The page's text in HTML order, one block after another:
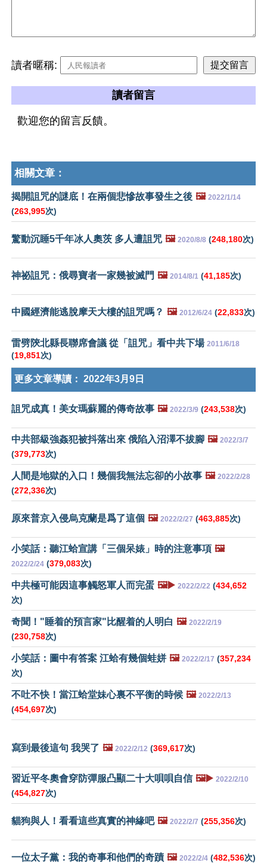
讀者暱稱:
讀者留言
歡迎您的留言反饋。
相關文章：
揭開詛咒的謎底！在兩個悲慘故事發生之後 🖼️ 2022/1/14
(263,995次)
驚動沉睡5千年冰人奧茨 多人遭詛咒 🖼️ 2020/8/8 (248,180次)
神祕詛咒：俄尋寶者一家幾被滅門 🖼️ 2014/8/1 (41,185次)
中國經濟能逃脫摩天大樓的詛咒嗎？ 🖼️ 2012/6/24 (22,833次)
雷劈陝北縣長聯席會議 從「詛咒」看中共下場 2011/6/18
(19,851次)
更多文章導讀： 2022年3月9日
詛咒成真！美女瑪蘇麗的傳奇故事 🖼️ 2022/3/9 (243,538次)
中共部級強姦犯被抖落出來 俄陷入沼澤不拔腳 🖼️ 2022/3/7
(379,773次)
人間是地獄的入口！幾個我無法忘卻的小故事 🖼️ 2022/2/28
(272,336次)
原來普京入侵烏克蘭是爲了這個 🖼️ 2022/2/27 (463,885次)
小笑話：聽江蛤宣講「三個呆婊」時的注意事項 🖼️
2022/2/24 (379,083次)
中共極可能因這事觸怒軍人而完蛋 🖼️▶️ 2022/2/22 (434,652
次)
奇聞！"睡着的預言家"比醒着的人明白 🖼️ 2022/2/19
(230,758次)
小笑話：圖中有答案 江蛤有幾個蛙姘 🖼️ 2022/2/17 (357,234
次)
不吐不快！當江蛤堂妹心裏不平衡的時候 🖼️ 2022/2/13
(454,697次)
寫到最後這句 我哭了 🖼️ 2022/2/12 (369,617次)
習近平冬奧會穿防彈服凸顯二十大唄唄自信 🖼️▶️ 2022/2/10
(454,827次)
貓狗與人！看看這些真實的神緣吧 🖼️ 2022/2/7 (255,356次)
一位太子黨：我的奇事和他們的奇蹟 🖼️ 2022/2/4 (482,536次)